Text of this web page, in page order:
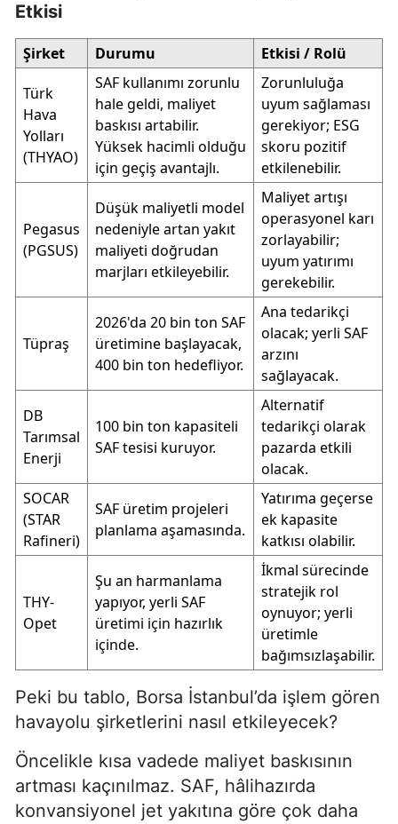
Etkisi
Şirket Durumu Etkisi / Rolü
Türk
Hava
Yolları
(THYAO)
SAF kullanımı zorunlu
hale geldi, maliyet
baskısı artabilir.
Yüksek hacimli olduğu
için geçiş avantajlı.
Zorunluluğa
uyum sağlaması
gerekiyor; ESG
skoru pozitif
etkilenebilir.
Pegasus
(PGSUS)
Düşük maliyetli model
nedeniyle artan yakıt
maliyeti doğrudan
marjları etkileyebilir.
Maliyet artışı
operasyonel karı
zorlayabilir;
uyum yatırımı
gerekebilir.
Tüpraş
2026'da 20 bin ton SAF
üretimine başlayacak,
400 bin ton hedefliyor.
Ana tedarikçi
olacak; yerli SAF
arzını
sağlayacak.
DB
Tarımsal
Enerji
100 bin ton kapasiteli
SAF tesisi kuruyor.
Alternatif
tedarikçi olarak
pazarda etkili
olacak.
SOCAR
(STAR
Rafineri)
SAF üretim projeleri
planlama aşamasında.
Yatırıma geçerse
ek kapasite
katkısı olabilir.
THY-
Opet
Şu an harmanlama
yapıyor, yerli SAF
üretimi için hazırlık
içinde.
İkmal sürecinde
stratejik rol
oynuyor; yerli
üretimle
bağımsızlaşabilir.
Peki bu tablo, Borsa İstanbul’da işlem gören
havayolu şirketlerini nasıl etkileyecek?
Öncelikle kısa vadede maliyet baskısının
artması kaçınılmaz. SAF, hâlihazırda
konvansiyonel jet yakıtına göre çok daha